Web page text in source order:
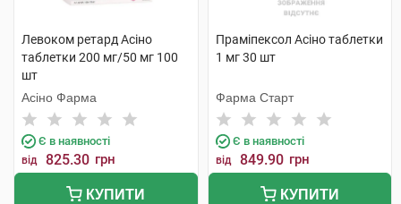
Левоком ретард Асіно
таблетки 200 мг/50 мг 100
шт
Асіно Фарма
Є в наявності
від 825.30 грн
КУПИТИ
Праміпексол Асіно таблетки
1 мг 30 шт
Фарма Старт
Є в наявності
від 849.90 грн
КУПИТИ